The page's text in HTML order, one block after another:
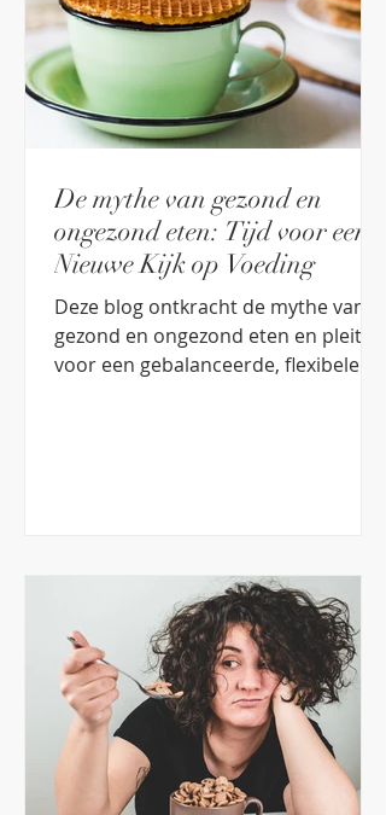
De mythe van gezond en
ongezond eten: Tijd voor een
Nieuwe Kijk op Voeding
Deze blog ontkracht de mythe van
gezond en ongezond eten en pleit
voor een gebalanceerde, flexibele